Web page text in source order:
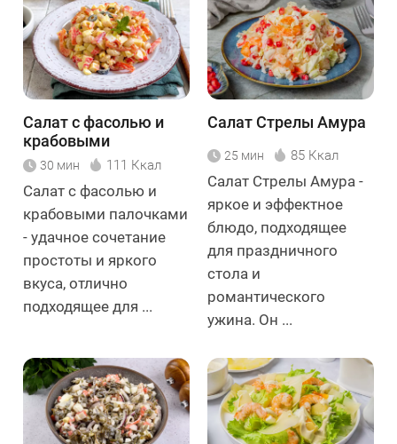
Салат с фасолью и
крабовыми
палочками
30 мин 111 Ккал
Салат с фасолью и
крабовыми палочками
- удачное сочетание
простоты и яркого
вкуса, отлично
подходящее для ...
Салат Стрелы Амура
25 мин 85 Ккал
Салат Стрелы Амура -
яркое и эффектное
блюдо, подходящее
для праздничного
стола и
романтического
ужина. Он ...